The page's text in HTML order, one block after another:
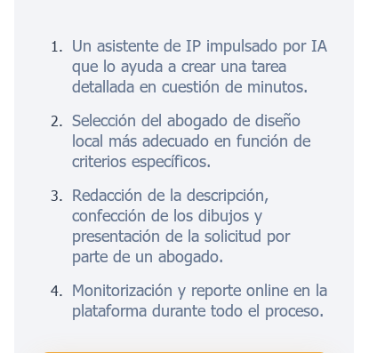
Un asistente de IP impulsado por IA
que lo ayuda a crear una tarea
detallada en cuestión de minutos.
Selección del abogado de diseño
local más adecuado en función de
criterios específicos.
Redacción de la descripción,
confección de los dibujos y
presentación de la solicitud por
parte de un abogado.
Monitorización y reporte online en la
plataforma durante todo el proceso.